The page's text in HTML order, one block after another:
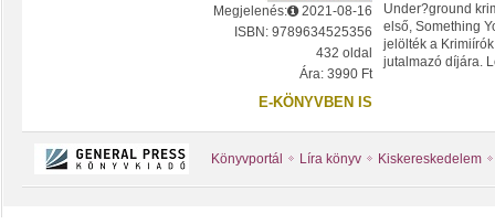
Megjelenés:
2021-08-16
ISBN: 9789634525356
432 oldal
Ára: 3990 Ft
E-KÖNYVBEN IS
Under?ground
első, Something
jelölték a
jutalmazó díjára.
Könyvportál Líra könyv Kiskereskedelem